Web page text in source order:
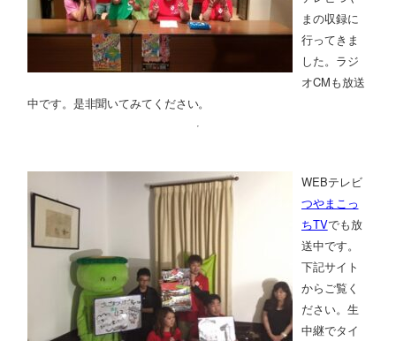
まの収録に
行ってきま
した。ラジ
オCMも放送
中です。是非聞いてみてください。
WEBテレビ
つやまこっ
ちTVでも放
送中です。
下記サイト
からご覧く
ださい。生
中継でタイ